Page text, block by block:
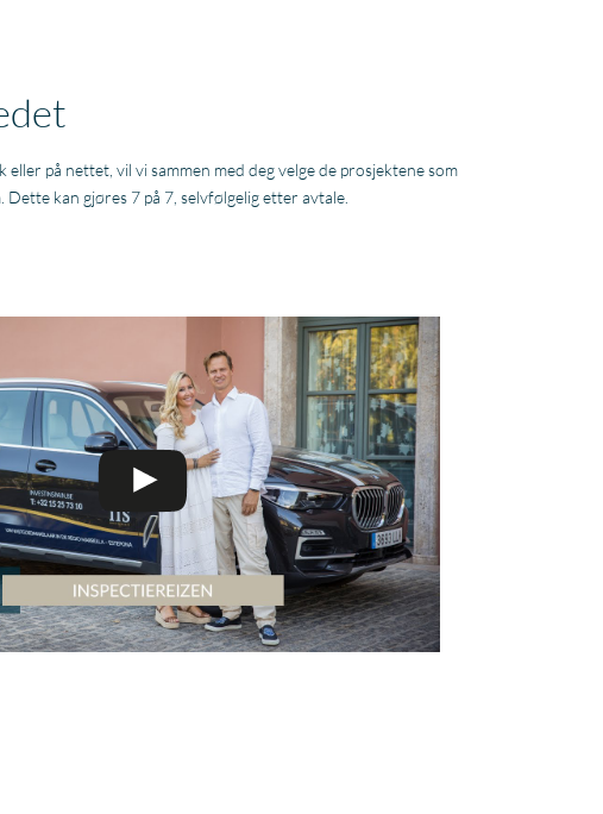
på nettet, vil vi sammen med deg velge de prosjektene som
kan gjøres 7 på 7, selvfølgelig etter avtale.